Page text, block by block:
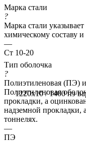
1220x10 / 1400 пэ
Марка стали
?
Марка стали
химическому составу
—
Ст 10-20
Тип оболочка
?
Полиэтиленовая (ПЭ)
Полиэтиленовая
прокладки, а
надземной прокладки,
тоннелях.
—
ПЭ